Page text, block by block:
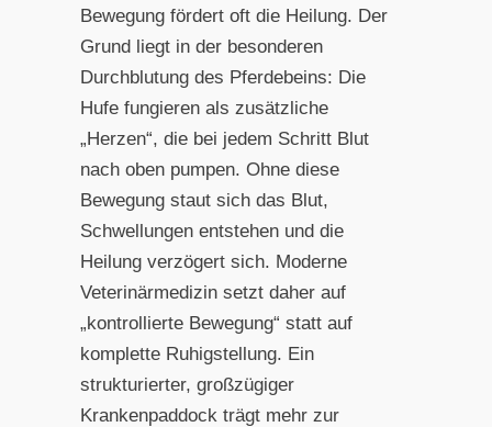
Bewegung fördert oft die Heilung. Der
Grund liegt in der besonderen
Durchblutung des Pferdebeins: Die
Hufe fungieren als zusätzliche
„Herzen“, die bei jedem Schritt Blut
nach oben pumpen. Ohne diese
Bewegung staut sich das Blut,
Schwellungen entstehen und die
Heilung verzögert sich. Moderne
Veterinärmedizin setzt daher auf
„kontrollierte Bewegung“ statt auf
komplette Ruhigstellung. Ein
strukturierter, großzügiger
Krankenpaddock trägt mehr zur